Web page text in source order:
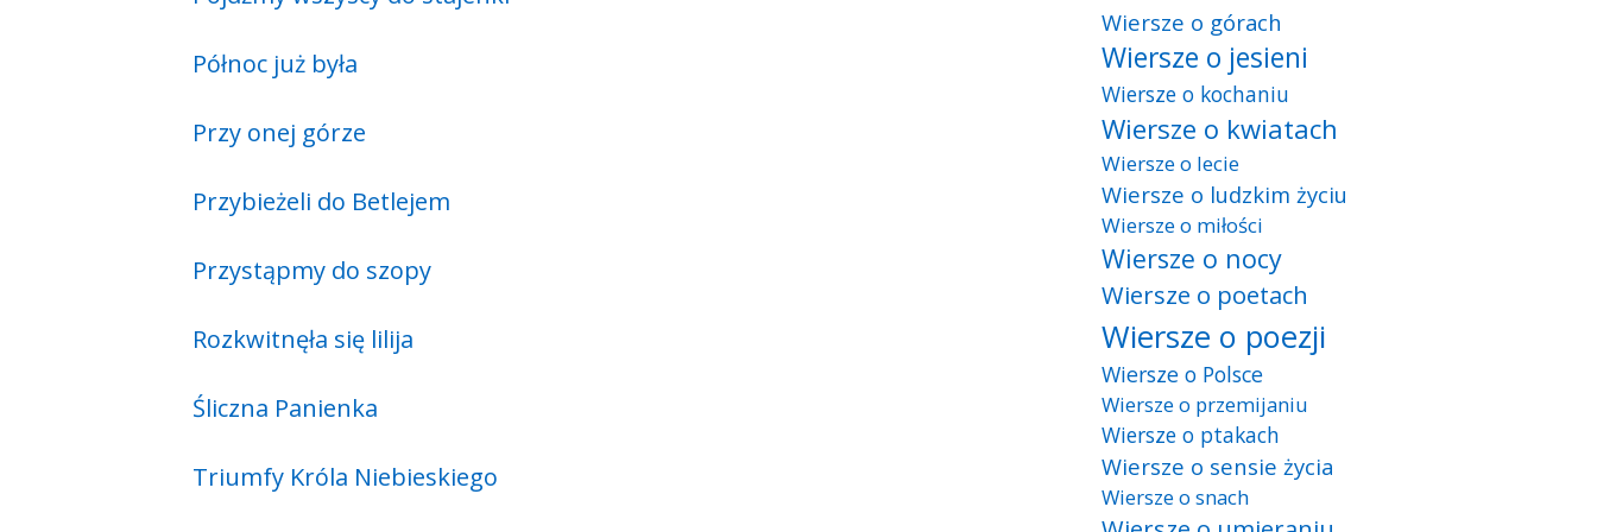
Północ już była
Przy onej górze
Przybieżeli do Betlejem
Przystąpmy do szopy
Rozkwitnęła się lilija
Śliczna Panienka
Triumfy Króla Niebieskiego
Wiersze o górach
Wiersze o jesieni
Wiersze o kochaniu
Wiersze o kwiatach
Wiersze o lecie
Wiersze o ludzkim życiu
Wiersze o miłości
Wiersze o nocy
Wiersze o poetach
Wiersze o poezji
Wiersze o Polsce
Wiersze o przemijaniu
Wiersze o ptakach
Wiersze o sensie życia
Wiersze o snach